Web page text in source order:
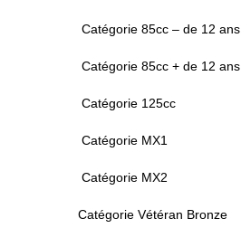
Catégorie 85cc – de 12 ans
Catégorie 85cc + de 12 ans
Catégorie 125cc
Catégorie MX1
Catégorie MX2
Catégorie Vétéran Bronze